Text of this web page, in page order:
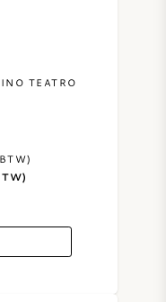
TEATRO